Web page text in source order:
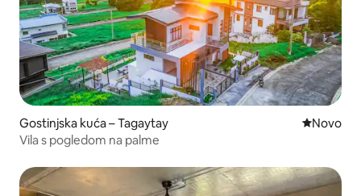
Gostinjska kuća – Tagaytay Novi
Novo
Vila s pogledom na palme